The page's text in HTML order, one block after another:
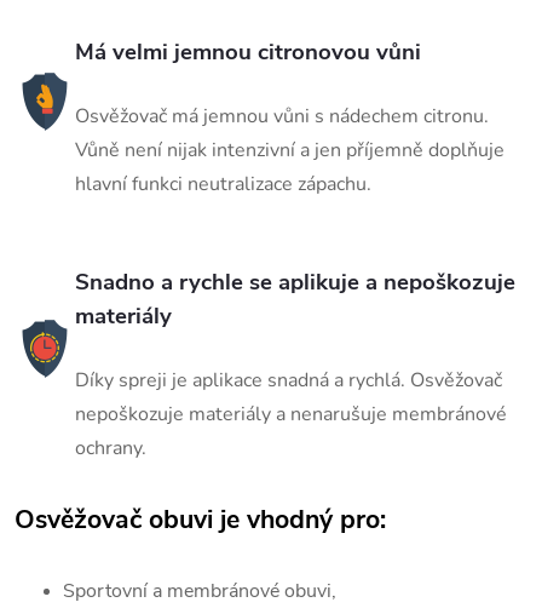
Má velmi jemnou citronovou vůni
Osvěžovač má jemnou vůni s nádechem citronu.
Vůně není nijak intenzivní a jen příjemně doplňuje
hlavní funkci neutralizace zápachu.
Snadno a rychle se aplikuje a nepoškozuje
materiály
Díky spreji je aplikace snadná a rychlá. Osvěžovač
nepoškozuje materiály a nenarušuje membránové
ochrany.
Osvěžovač obuvi je vhodný pro:
Sportovní a membránové obuvi,